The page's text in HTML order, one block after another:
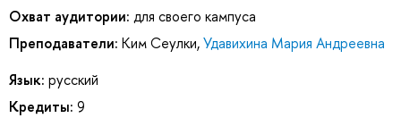
Охват аудитории: для своего кампуса
Преподаватели: Ким Сеулки,Удавихина Мария Андреевна
Язык: русский
Кредиты: 9